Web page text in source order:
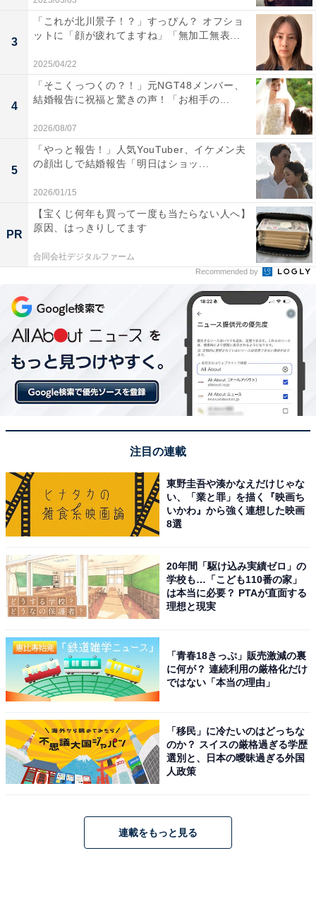
3
「これが北川景子！？」すっぴん？ オフショ
ットに「顔が疲れてますね」「無加工無表...
2025/04/22
4
「そこくっつくの？！」元NGT48メンバー、
結婚報告に祝福と驚きの声！「お相手の...
2026/08/07
5
「やっと報告！」人気YouTuber、イケメン夫
の顔出しで結婚報告「明日はショッ...
2026/01/15
PR
【宝くじ何年も買って一度も当たらない人へ】
原因、はっきりしてます
合同会社デジタルファーム
Recommended by
注目の連載
東野圭吾や湊かなえだけじゃな
い、「業と罪」を描く『映画ち
いかわ』から強く連想した映画
8選
20年間「駆け込み実績ゼロ」の
学校も…「こども110番の家」
は本当に必要？ PTAが直面する
理想と現実
「青春18きっぷ」販売激減の裏
に何が？ 連続利用の厳格化だけ
ではない「本当の理由」
「移民」に冷たいのはどっちな
のか？ スイスの厳格過ぎる学歴
選別と、日本の曖昧過ぎる外国
人政策
連載をもっと見る